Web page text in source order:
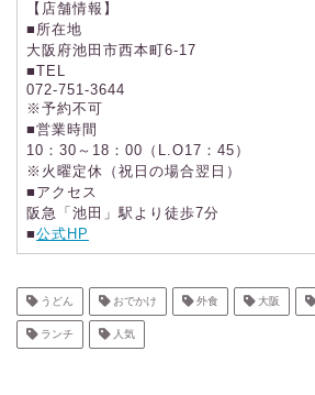
【店舗情報】
■所在地
大阪府池田市西本町6-17
■TEL
072-751-3644
※予約不可
■営業時間
10：30～18：00（L.O17：45）
※火曜定休（祝日の場合翌日）
■アクセス
阪急「池田」駅より徒歩7分
■公式HP
うどん おでかけ 外食 大阪
ランチ 人気